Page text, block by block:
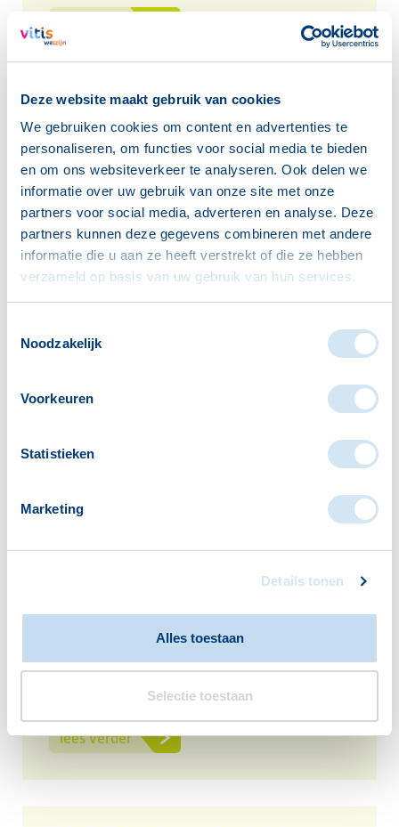
Deze website maakt gebruik van cookies
We gebruiken cookies om content en advertenties te
personaliseren, om functies voor social media te bieden
en om ons websiteverkeer te analyseren. Ook delen we
informatie over uw gebruik van onze site met onze
partners voor social media, adverteren en analyse. Deze
partners kunnen deze gegevens combineren met andere
informatie die u aan ze heeft verstrekt of die ze hebben
verzameld op basis van uw gebruik van hun services.
Noodzakelijk
Voorkeuren
Statistieken
Marketing
Details tonen
Alles toestaan
Selectie toestaan
Vitis Welzijn De Hunselaer |
Honselersdijk
lees verder
Maasdijk
Vitis Welzijn De Symfonie | Monster
lees verder
Vitis Welzijn Hof van Heden |
lees verder